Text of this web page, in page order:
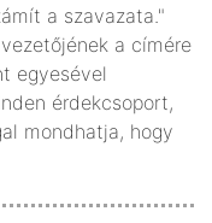
a szavazata."
a címére
egyesével
érdekcsoport,
mondhatja, hogy